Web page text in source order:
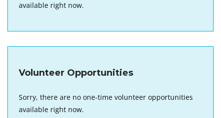
available right now.
Volunteer Opportunities
Sorry, there are no one-time volunteer opportunities
available right now.